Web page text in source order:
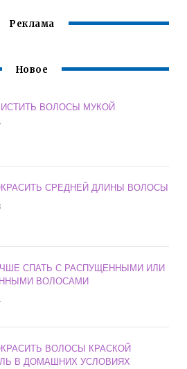
Реклама
Новое
ВОЛОСЫ МУКОЙ
СРЕДНЕЙ ДЛИНЫ ВОЛОСЫ
СПАТЬ С РАСПУЩЕННЫМИ ИЛИ
ВОЛОСАМИ
ВОЛОСЫ КРАСКОЙ
В ДОМАШНИХ УСЛОВИЯХ